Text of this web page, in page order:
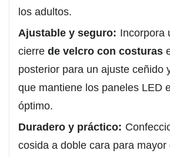
los adultos.
Ajustable y seguro: Incorpora
cierre de velcro con costuras
posterior para un ajuste ceñido
que mantiene los paneles LED
óptimo.
Duradero y práctico:
cosida a doble cara para mayor